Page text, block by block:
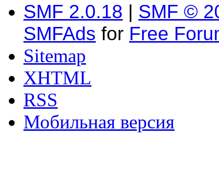
SMF 2.0.18 | SMF ©
SMFAds for Free
Sitemap
XHTML
RSS
Мобильная версия